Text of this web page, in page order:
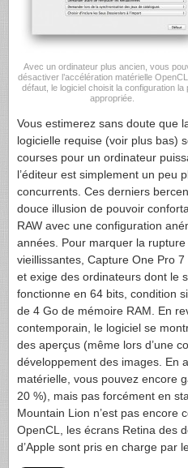
Avec un ordinateur plus ancien, vous
désactiver l’accélération matérielle
défaut, le logiciel choisit la configuration la
appropriée.
Vous estimerez sans doute que
logicielle requise (voir plus bas)
courses pour un ordinateur
l’éditeur est simplement un peu
concurrents. Ces derniers
douce illusion de pouvoir
RAW avec une configuration
années. Pour marquer la
vieillissantes, Capture One Pro
et exige des ordinateurs dont le
fonctionne en 64 bits, condition
de 4 Go de mémoire RAM. En
contemporain, le logiciel se
des aperçus (même lors d’une
développement des images. En
matérielle, vous pouvez encore
20 %), mais pas forcément en
Mountain Lion n’est pas encore
OpenCL, les écrans Retina des
d’Apple sont pris en charge par